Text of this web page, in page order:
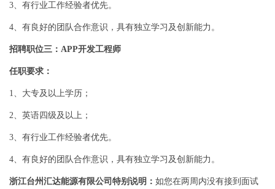
3、有行业工作经验者优先。
4、有良好的团队合作意识，具有独立学习及创新能力。
招聘职位三：APP开发工程师
任职要求：
1、大专及以上学历；
2、英语四级及以上；
3、有行业工作经验者优先。
4、有良好的团队合作意识，具有独立学习及创新能力。
浙江台州汇达能源有限公司特别说明： 如您在两周内没有接到面试